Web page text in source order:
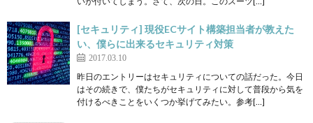
[セキュリティ] 現役ECサイト構築担当者が教えた
い、僕らに出来るセキュリティ対策
2017.03.10
昨日のエントリーはセキュリティについての話だった。今日
はその続きで、僕たちがセキュリティに対して普段から気を
付けるべきことをいくつか挙げてみたい。参考[…]